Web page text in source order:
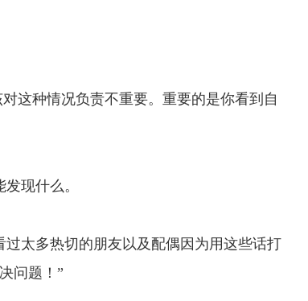
这种情况负责不重要。重要的是你看到自
现什么。
太多热切的朋友以及配偶因为用这些话打
问题！”